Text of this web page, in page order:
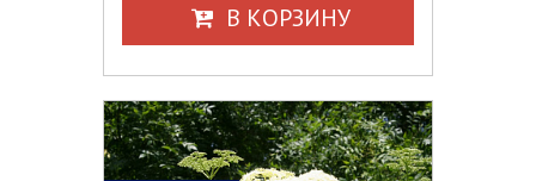
В КОРЗИНУ